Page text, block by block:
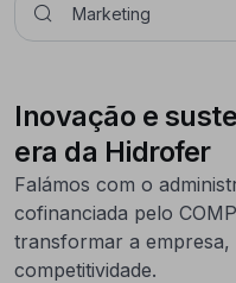
Inovação e
era da Hidrofer
Falámos com o
cofinanciada pelo
transformar a
competitividade.